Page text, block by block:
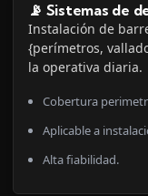
📡 Sistemas de
Instalación de
{perímetros,
la operativa diaria.
Cobertura
Aplicable a
Alta fiabilidad.